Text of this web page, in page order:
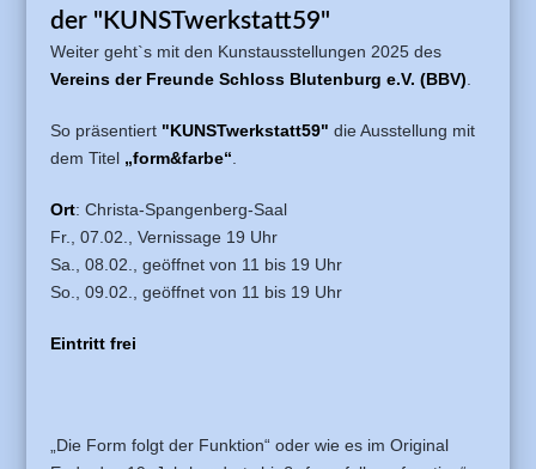
der "KUNSTwerkstatt59"
Weiter geht`s mit den Kunstausstellungen 2025 des
Vereins der Freunde Schloss Blutenburg e.V. (BBV)
So präsentiert "KUNSTwerkstatt59" die Ausstellung mit
dem Titel „form&farbe“
Ort: Christa-Spangenberg-Saal
Fr., 07.02., Vernissage 19 Uhr
Sa., 08.02., geöffnet von 11 bis 19 Uhr
So., 09.02., geöffnet von 11 bis 19 Uhr
Eintritt frei
„Die Form folgt der Funktion“ oder wie es im Original